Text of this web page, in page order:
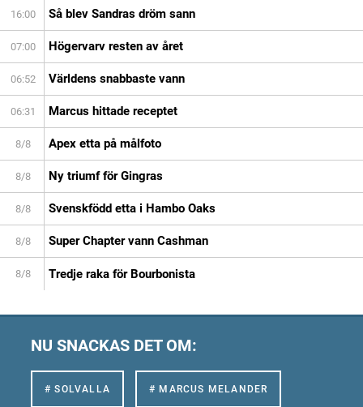
16:00 Så blev Sandras dröm sann
07:00 Högervarv resten av året
06:52 Världens snabbaste vann
06:31 Marcus hittade receptet
8/8 Apex etta på målfoto
8/8 Ny triumf för Gingras
8/8 Svenskfödd etta i Hambo Oaks
8/8 Super Chapter vann Cashman
8/8 Tredje raka för Bourbonista
NU SNACKAS DET OM:
# SOLVALLA # MARCUS MELANDER